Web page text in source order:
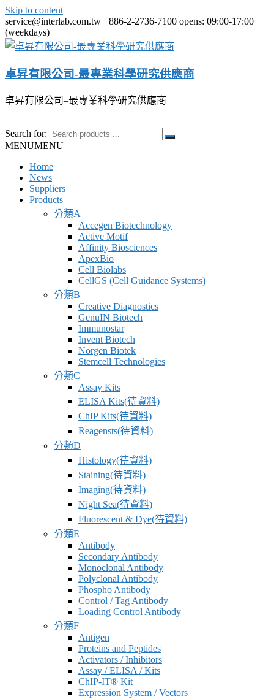
Skip to content
service@interlab.com.tw +886-2-2736-7100 opens: 09:00-17:00
(weekdays)
卓昇有限公司-最專業科學研究供應商
卓昇有限公司–最專業科學研究供應商
Search for:
MENUMENU
Home
News
Suppliers
Products
分類A
Accegen Biotechnology
Active Motif
Affinity Biosciences
ApexBio
Cell Biolabs
CellGS (Cell Guidance Systems)
分類B
Creative Diagnostics
GenuIN Biotech
Immunostar
Invent Biotech
Norgen Biotek
Stemcell Technologies
分類C
Assay Kits
ELISA Kits(待資料)
ChIP Kits(待資料)
Reagensts(待資料)
分類D
Histology(待資料)
Staining(待資料)
Imaging(待資料)
Night Sea(待資料)
Fluorescent & Dye(待資料)
分類E
Antibody
Secondary Antibody
Monoclonal Antibody
Polyclonal Antibody
Phospho Antibody
Control / Tag Antibody
Loading Control Antibody
分類F
Antigen
Proteins and Peptides
Activators / Inhibitors
Assay / ELISA / Kits
ChIP-IT® Kit
Expression System / Vectors